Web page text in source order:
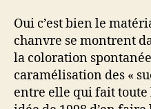
Oui c’est bien le
chanvre se montrent
la coloration
caramélisation des «
entre elle qui fait